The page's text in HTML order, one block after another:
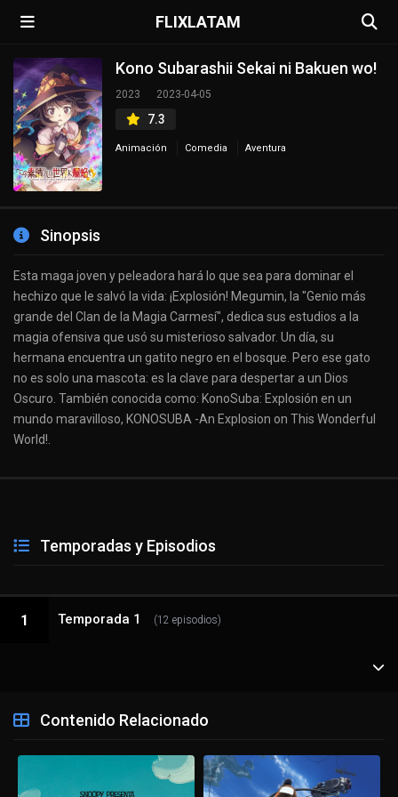
FLIXLATAM
Kono Subarashii Sekai ni Bakuen wo!
2023 2023-04-05
7.3
Animación Comedia Aventura
Sinopsis
Esta maga joven y peleadora hará lo que sea para dominar el
hechizo que le salvó la vida: ¡Explosión! Megumin, la "Genio más
grande del Clan de la Magia Carmesí", dedica sus estudios a la
magia ofensiva que usó su misterioso salvador. Un día, su
hermana encuentra un gatito negro en el bosque. Pero ese gato
no es solo una mascota: es la clave para despertar a un Dios
Oscuro. También conocida como: KonoSuba: Explosión en un
mundo maravilloso, KONOSUBA -An Explosion on This Wonderful
World!.
Temporadas y Episodios
1 Temporada 1 (12 episodios)
1 - 1 The Crimson-Eyed Wizards
The Magic Academy's Taboo
Contenido Relacionado